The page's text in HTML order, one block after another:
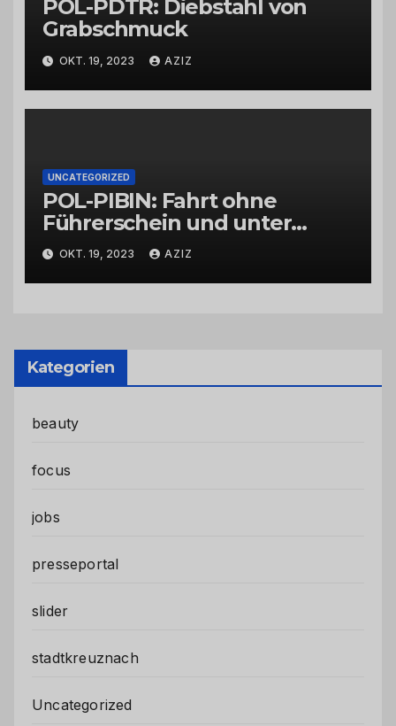
POL-PDTR: Diebstahl von
Grabschmuck
OKT. 19, 2023 AZIZ
UNCATEGORIZED
POL-PIBIN: Fahrt ohne
Führerschein und unter
Einfluss von Drogen
OKT. 19, 2023 AZIZ
Kategorien
beauty
focus
jobs
presseportal
slider
stadtkreuznach
Uncategorized